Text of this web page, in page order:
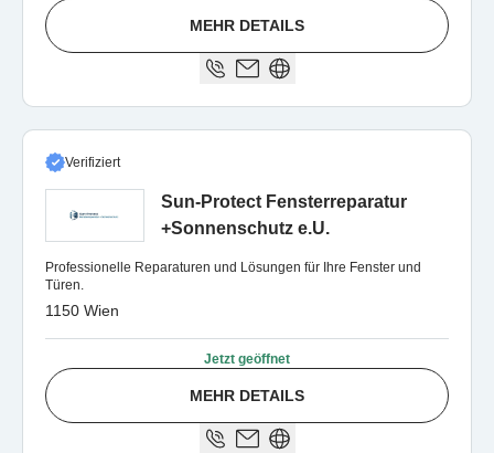
MEHR DETAILS
Verifiziert
Sun-Protect Fensterreparatur
+Sonnenschutz e.U.
Professionelle Reparaturen und Lösungen für Ihre Fenster und
Türen.
1150 Wien
Jetzt geöffnet
MEHR DETAILS